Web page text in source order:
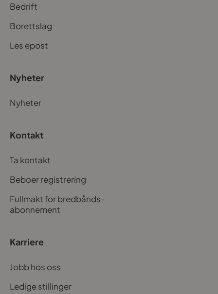
Bedrift
Borettslag
Les epost
Nyheter
Nyheter
Kontakt
Ta kontakt
Beboer registrering
Fullmakt for bredbånds-
abonnement
Karriere
Jobb hos oss
Ledige stillinger